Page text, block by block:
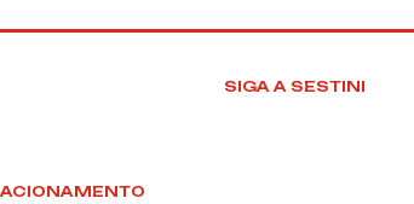
SIGA A SESTINI